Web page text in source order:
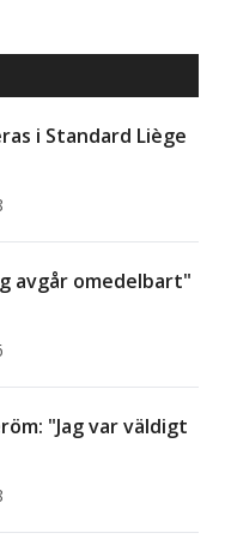
i Standard Liège
avgår omedelbart"
"Jag var väldigt